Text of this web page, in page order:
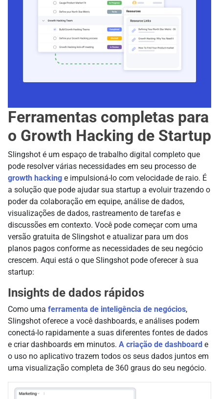
Ferramentas completas para
o Growth Hacking de Startup
Slingshot é um espaço de trabalho digital completo que
pode resolver várias necessidades em seu processo de
growth hacking e impulsioná-lo com velocidade de raio. É
a solução que pode ajudar sua startup a evoluir trazendo o
poder da colaboração em equipe, análise de dados,
visualizações de dados, rastreamento de tarefas e
discussões em contexto. Você pode começar com uma
versão gratuita de Slingshot e atualizar para um dos
planos pagos conforme as necessidades de seu negócio
crescem. Aqui está o que Slingshot pode oferecer à sua
startup:
Insights de dados rápidos
Como uma ferramenta de inteligência de negócios,
Slingshot oferece a você dashboards, e análises podem
conectá-lo rapidamente a suas diferentes fontes de dados
e criar dashboards em minutos. A criação de dashboard e
o uso no aplicativo trazem todos os seus dados juntos em
uma visualização completa de 360 graus do seu negócio.